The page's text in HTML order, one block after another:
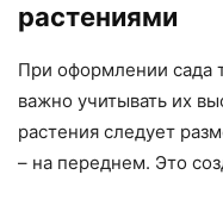
растениями
При оформлении сада
важно учитывать их
растения следует
– на переднем. Это